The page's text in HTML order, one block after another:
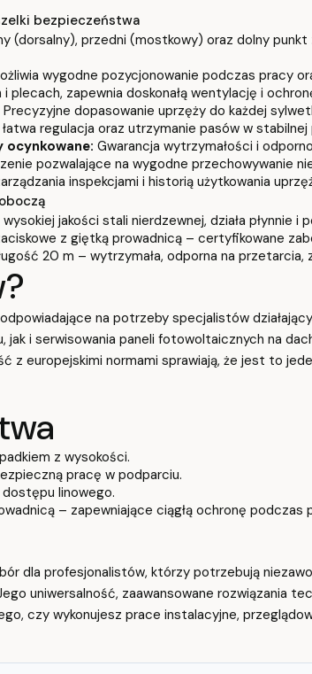
bezpieczeństwa
(dorsalny), przedni (mostkowy) oraz dolny punkt
wygodne pozycjonowanie podczas pracy
i plecach, zapewnia doskonałą wentylację i
Precyzyjne dopasowanie uprzęży do każdej
łatwa regulacja oraz utrzymanie pasów w stabilnej
ocynkowane: Gwarancja wytrzymałości i
pozwalające na wygodne przechowywanie
inspekcjami i historią użytkowania
jakości stali nierdzewnej, działa płynnie i
z giętką prowadnicą – certyfikowane
20 m – wytrzymała, odporna na
na potrzeby specjalistów
i serwisowania paneli fotowoltaicznych na
z europejskimi normami sprawiają, że jest to
z wysokości.
pracę w podparciu.
linowego.
– zapewniające ciągłą ochronę podczas
dla profesjonalistów, którzy potrzebują
uniwersalność, zaawansowane rozwiązania
czy wykonujesz prace instalacyjne,